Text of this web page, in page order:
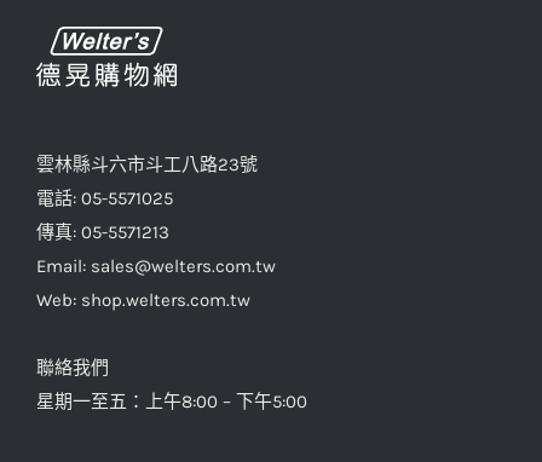
雲林縣斗六市斗工八路23號
電話: 05-5571025
傳真: 05-5571213
Email: sales@welters.com.tw
Web: shop.welters.com.tw
聯絡我們
星期一至五：上午8:00 – 下午5:00